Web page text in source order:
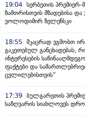
19:04 სერბეთის პრემიერ-
ზამთრისთვის მზადებისა და
ვოლოდიმირ ზელენსკი
18:55 მკაცრად ვგმობთ
გაკეთებულ განცხადებას,
ინტერესების
ფაქტები და
ცვლილებისთვის“
17:39 ბულგარეთის
საზღვარის სიახლოვეს